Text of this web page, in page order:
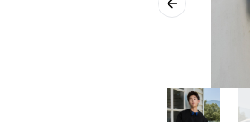
Previous slide